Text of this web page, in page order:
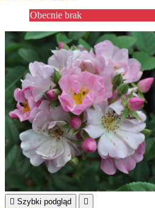
Obecnie brak
 Szybki podgląd 